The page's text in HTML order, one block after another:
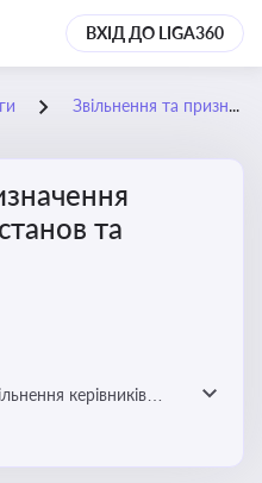
ВХІД ДО LIGA360
Звільнення та призначення керівників держустанов та компаній
та
керівників